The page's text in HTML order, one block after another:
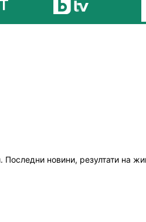
Последни новини, резултати на